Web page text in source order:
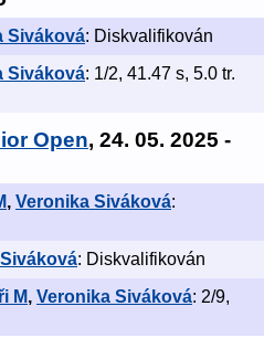
Siváková: Diskvalifikován
Siváková: 1/2, 41.47 s, 5.0 tr.
Open, 24. 05. 2025 -
, Veronika Siváková:
: Diskvalifikován
M, Veronika Siváková: 2/9,